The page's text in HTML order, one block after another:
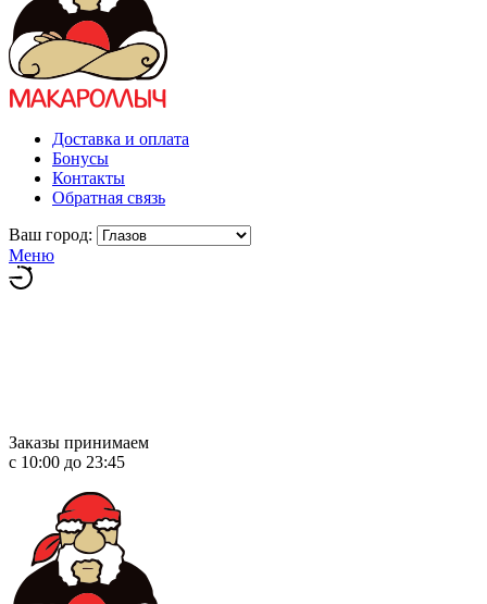
Доставка и оплата
Бонусы
Контакты
Обратная связь
Ваш город:
Меню
Заказы принимаем
с 10:00 до 23:45